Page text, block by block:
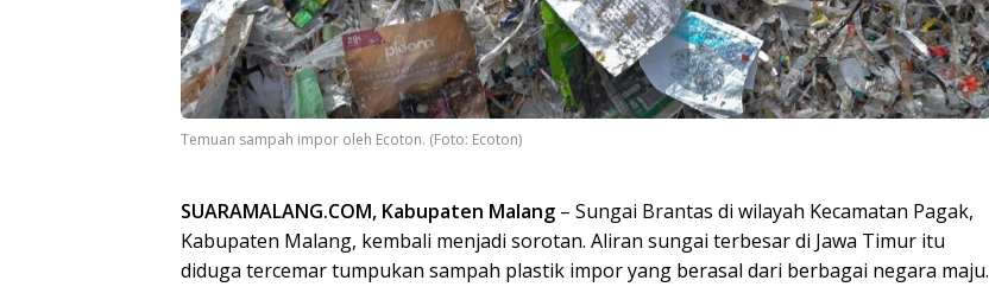
Temuan sampah impor oleh Ecoton. (Foto: Ecoton)
SUARAMALANG.COM, Kabupaten Malang – Sungai Brantas di wilayah Kecamatan Pagak,
Kabupaten Malang, kembali menjadi sorotan. Aliran sungai terbesar di Jawa Timur itu
diduga tercemar tumpukan sampah plastik impor yang berasal dari berbagai negara maju.